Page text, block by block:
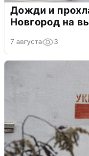
Дожди и
Новгород на
7 августа 3